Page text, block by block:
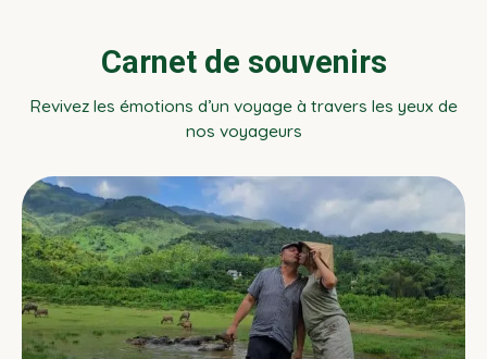
Carnet de souvenirs
Revivez les émotions d’un voyage à travers les yeux de
nos voyageurs